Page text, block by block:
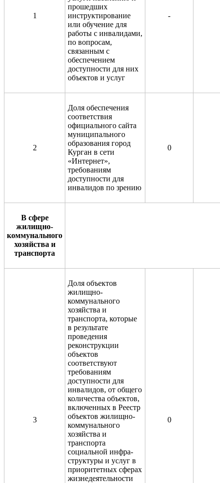
1
прошедших
инструктирование
или обучение для
работы с инвалидами,
по вопросам,
связанным с
обеспечением
доступности для них
объектов и услуг
-
2
Доля обеспечения
соответствия
официального сайта
муниципального
образования город
Курган в сети
«Интернет»,
требованиям
доступности для
инвалидов по зрению
0
В сфере
жилищно-
коммунального
хозяйства и
транспорта
3
Доля объектов
жилищно-
коммунального
хозяйства и
транспорта, которые
в результате
проведения
реконструкции
объектов
соответствуют
требованиям
доступности для
инвалидов, от общего
количества объектов,
включенных в Реестр
объектов жилищно-
коммунального
хозяйства и
транспорта
социальной инфра-
структуры и услуг в
приоритетных сферах
жизнедеятельности
0